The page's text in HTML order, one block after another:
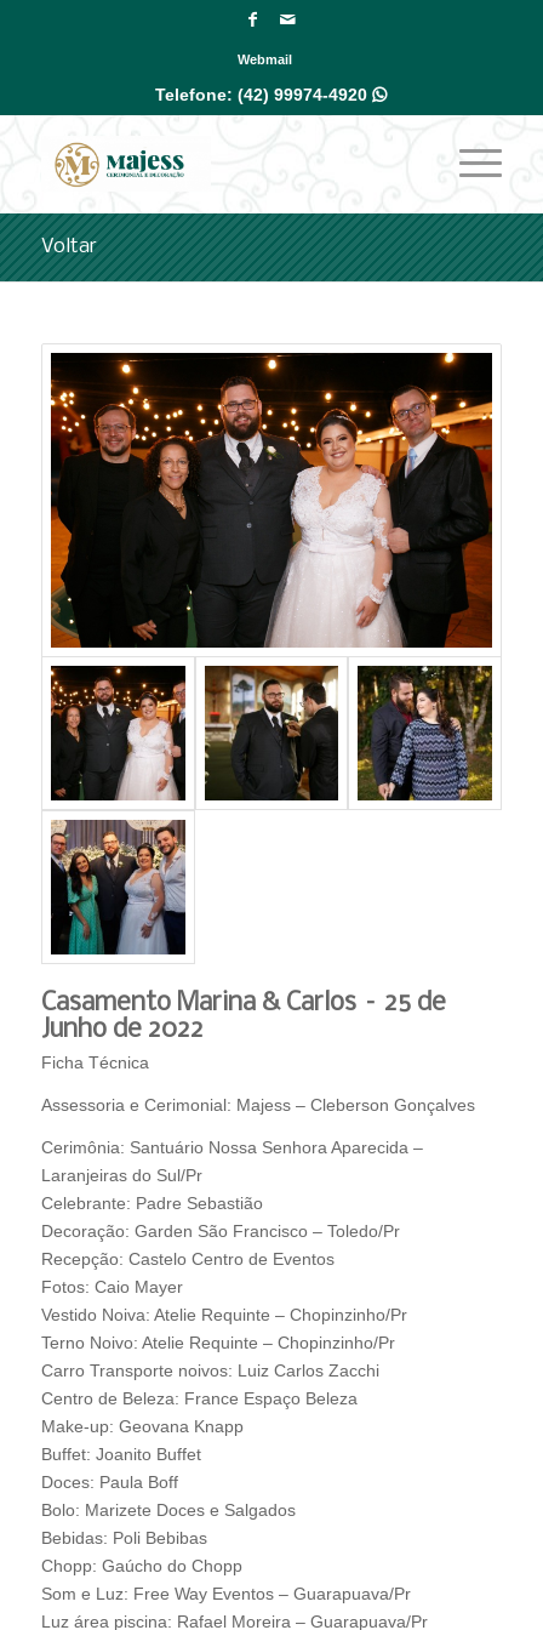
Webmail
Telefone:(42) 99974-4920
Voltar
Casamento Marina & Carlos – 25 de
Junho de 2022
Ficha Técnica
Assessoria e Cerimonial: Majess – Cleberson Gonçalves
Cerimônia: Santuário Nossa Senhora Aparecida –
Laranjeiras do Sul/Pr
Celebrante: Padre Sebastião
Decoração: Garden São Francisco – Toledo/Pr
Recepção: Castelo Centro de Eventos
Fotos: Caio Mayer
Vestido Noiva: Atelie Requinte – Chopinzinho/Pr
Terno Noivo: Atelie Requinte – Chopinzinho/Pr
Carro Transporte noivos: Luiz Carlos Zacchi
Centro de Beleza: France Espaço Beleza
Make-up: Geovana Knapp
Buffet: Joanito Buffet
Doces: Paula Boff
Bolo: Marizete Doces e Salgados
Bebidas: Poli Bebibas
Chopp: Gaúcho do Chopp
Som e Luz: Free Way Eventos – Guarapuava/Pr
Luz área piscina: Rafael Moreira – Guarapuava/Pr